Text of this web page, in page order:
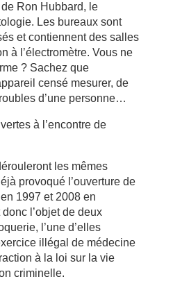
Ron Hubbard, le
Les bureaux sont
et contiennent des salles
à l’électromètre. Vous ne
? Sachez que
censé mesurer, de
d’une personne…
à l’encontre de
les mêmes
provoqué l’ouverture de
1997 et 2008 en
l’objet de deux
l’une d’elles
illégal de médecine
à la loi sur la vie
criminelle.